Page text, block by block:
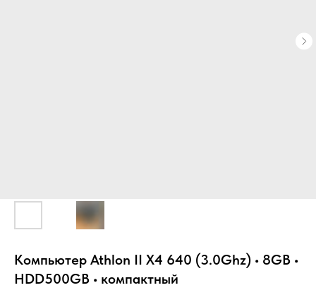
Компьютер Athlon II X4 640 (3.0Ghz) • 8GB •
HDD500GB • компактный